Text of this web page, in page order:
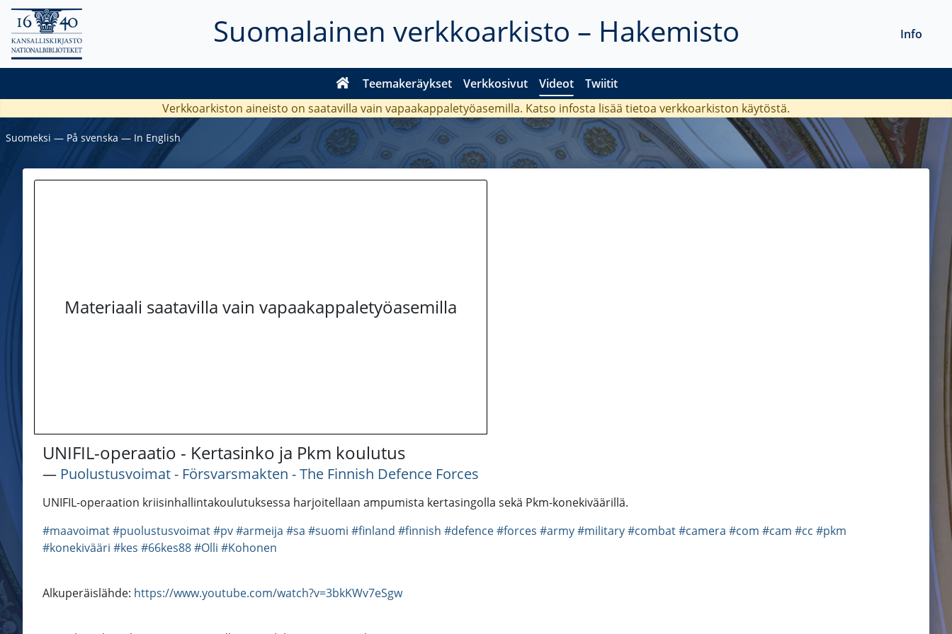
Suomalainen verkkoarkisto – Hakemisto
Teemakeräykset Verkkosivut Videot Twiitit
Info
Verkkoarkiston aineisto on saatavilla vain vapaakappaletyöasemilla. Katso infosta lisää tietoa verkkoarkiston käytöstä.
Suomeksi ― På svenska ― In English
Materiaali saatavilla vain vapaakappaletyöasemilla
UNIFIL-operaatio - Kertasinko ja Pkm koulutus
― Puolustusvoimat - Försvarsmakten - The Finnish Defence Forces
UNIFIL-operaation kriisinhallintakoulutuksessa harjoitellaan ampumista kertasingolla sekä Pkm-konekiväärillä.
#maavoimat#puolustusvoimat#pv#armeija #sa #suomi #finland #finnish #defence#forces #army#military#combat#camera #com #cam #cc #pkm
#konekivääri #kes #66kes88#Olli #Kohonen
Alkuperäislähde: https://www.youtube.com/watch?v=3bkKWv7eSgw